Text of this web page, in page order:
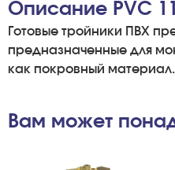
Описание PVC
Готовые тройники ПВХ
предназначенные для
как покровный
Вам может